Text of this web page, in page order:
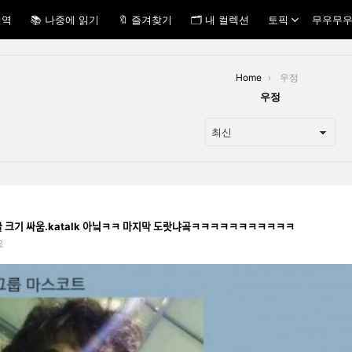
📚 나중에 읽기 🔖 즐겨찾기 🗂 내 컬렉션 토픽 무우무
Home 우정
우정
크기 싸움.katalk 아닠ㅋㅋ 마지막 도랏냐곸ㅋㅋㅋㅋㅋㅋㅋㅋㅋㅋㅋ